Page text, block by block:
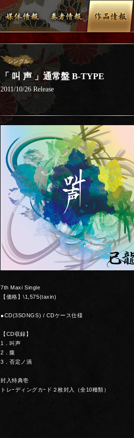
シングル
「 叫 声 」通常盤 B-TYPE
2011/10/26 Release
7th Maxi Single
【価格】\1,575(taxin)
●CD(3SONGS) / CDケース仕様
【CD収録】
1．叫声
2．朧
3．否定ノ渦
封入特典壱
トレｰディングカｰド２枚封入（全10種類）